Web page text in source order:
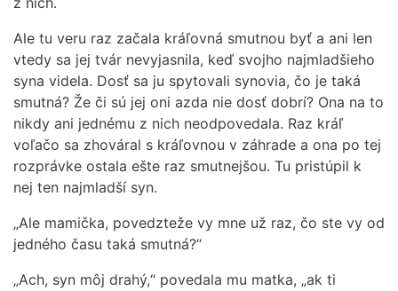
Ale tu veru raz začala kráľovná smutnou byť a ani len
vtedy sa jej tvár nevyjasnila, keď svojho najmladšieho
syna videla. Dosť sa ju spytovali synovia, čo je taká
smutná? Že či sú jej oni azda nie dosť dobrí? Ona na to
nikdy ani jednému z nich neodpovedala. Raz kráľ
voľačo sa zhováral s kráľovnou v záhrade a ona po tej
rozprávke ostala ešte raz smutnejšou. Tu pristúpil k
nej ten najmladší syn.
„Ale mamička, povedzteže vy mne už raz, čo ste vy od
jedného času taká smutná?“
„Ach, syn môj drahý,“ povedala mu matka, „ak ti